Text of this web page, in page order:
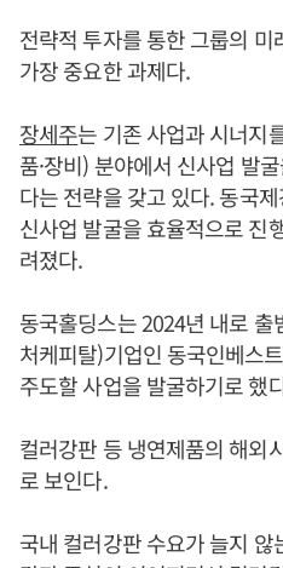
전략적 투자를 통한 그룹의 미
가장 중요한 과제다.
장세주는 기존 사업과 시너지
품·장비) 분야에서 신사업 발
다는 전략을 갖고 있다. 동국
신사업 발굴을 효율적으로 진
려졌다.
동국홀딩스는 2024년 내로 출
처케피탈)기업인 동국인베스
주도할 사업을 발굴하기로 했
컬러강판 등 냉연제품의 해외
로 보인다.
국내 컬러강판 수요가 늘지